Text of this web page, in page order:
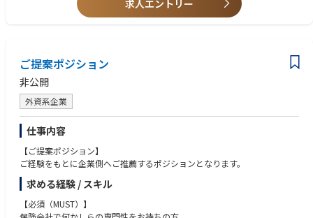
E-HO Associate Director/ Scientist is accountable for close partnership wit
• Lead the planning, design, and delivery of medical, real-world evidenc
e, and health economics studies for assigned asset(s), managing timeline
s, deliverables, and budgets across the asset lifecycle.
• Develop and own the asset-level HTA and/or National Immunisation Pr
ogram (NIP) evidence strategy, aligned with Government Affairs & Market
Access (GAMA) and global access principles, in close collaboration with l
ocal and global Evidence Synthesis and Modelling teams for execution.
• Provide scientific leadership and governance oversight to ensure high-q
dibility with colleagues throughout the enterprise
• Advanced scientific degree, e.g. PhD, PharmD or equivalent in health ou
tcomes or similar
• Market access or launch experience
求人エントリー
ご提案ポジション
非公開
外資系企業
仕事内容
【ご提案ポジション】
ご経験をもとに企業側へご推薦するポジションとなります。
求める経験 / スキル
【必須（MUST）】